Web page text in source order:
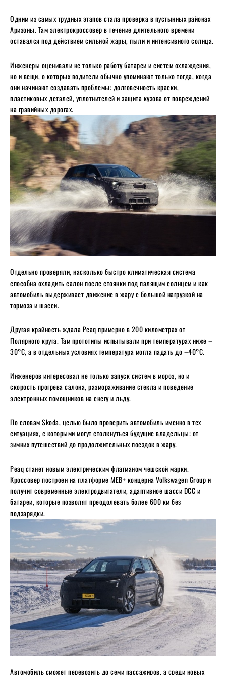
Одним из самых трудных этапов стала проверка в пустынных районах
Аризоны. Там электрокроссовер в течение длительного времени
оставался под действием сильной жары, пыли и интенсивного солнца.
Инженеры оценивали не только работу батареи и систем охлаждения,
но и вещи, о которых водители обычно упоминают только тогда, когда
они начинают создавать проблемы: долговечность краски,
пластиковых деталей, уплотнителей и защита кузова от повреждений
на гравийных дорогах.
Отдельно проверяли, насколько быстро климатическая система
способна охладить салон после стоянки под палящим солнцем и как
автомобиль выдерживает движение в жару с большой нагрузкой на
тормоза и шасси.
Другая крайность ждала Peaq примерно в 200 километрах от
Полярного круга. Там прототипы испытывали при температурах ниже –
30°C, а в отдельных условиях температура могла падать до –40°C.
Инженеров интересовал не только запуск систем в мороз, но и
скорость прогрева салона, размораживание стекла и поведение
электронных помощников на снегу и льду.
По словам Skoda, целью было проверить автомобиль именно в тех
ситуациях, с которыми могут столкнуться будущие владельцы: от
зимних путешествий до продолжительных поездок в жару.
Peaq станет новым электрическим флагманом чешской марки.
Кроссовер построен на платформе MEB+ концерна Volkswagen Group и
получит современные электродвигатели, адаптивное шасси DCC и
батареи, которые позволят преодолевать более 600 км без
подзарядки.
Автомобиль сможет перевозить до семи пассажиров, а среди новых